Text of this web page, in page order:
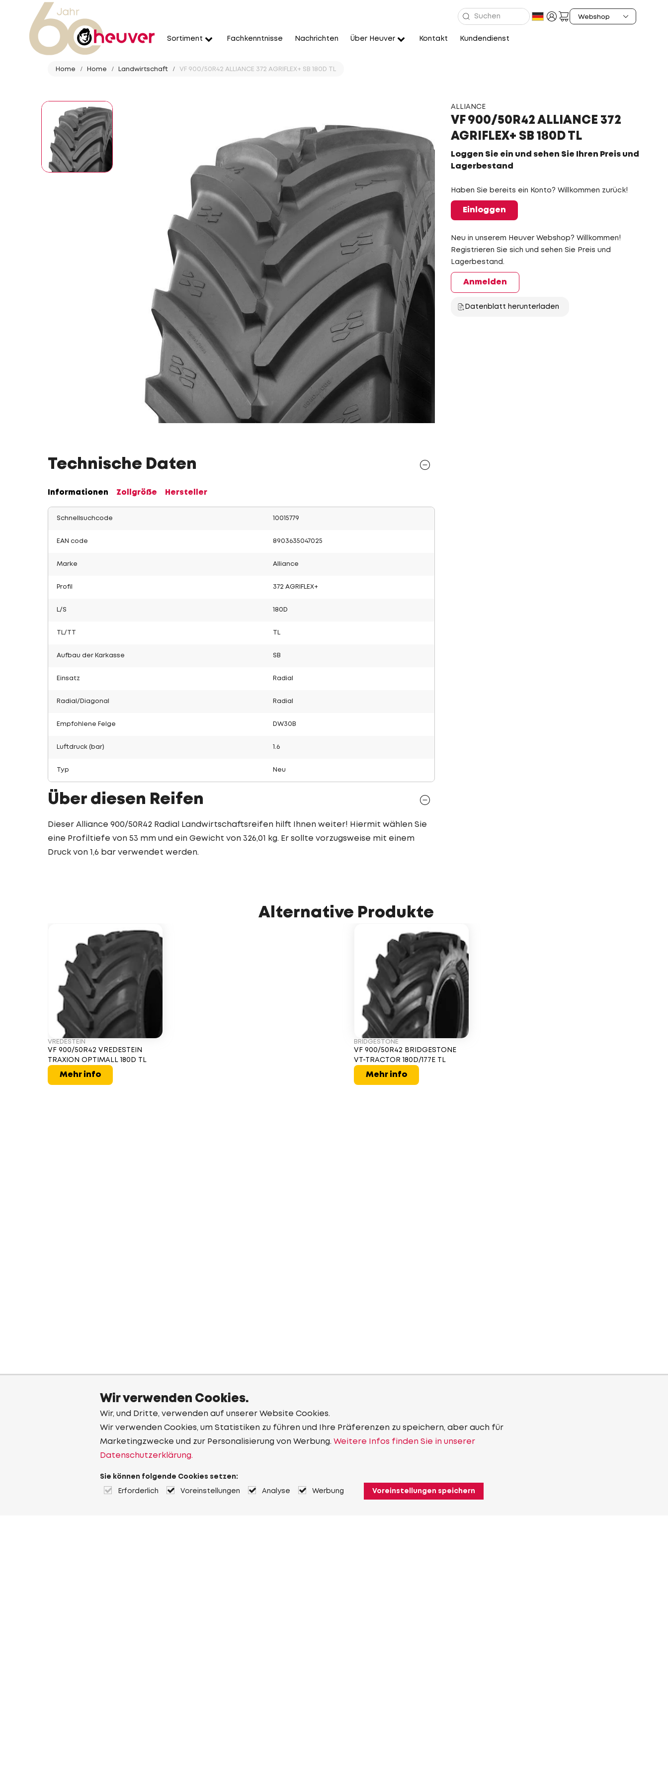
Sortiment Fachkenntnisse Nachrichten Über Heuver Kontakt Kundendienst
Home Home Landwirtschaft VF 900/50R42 ALLIANCE 372 AGRIFLEX+ SB 180D TL
ALLIANCE
VF 900/50R42 ALLIANCE 372
AGRIFLEX+ SB 180D TL
Loggen Sie ein und sehen Sie Ihren Preis und
Lagerbestand
Haben Sie bereits ein Konto? Willkommen zurück!
Einloggen
Neu in unserem Heuver Webshop? Willkommen!
Registrieren Sie sich und sehen Sie Preis und
Lagerbestand.
Anmelden
Datenblatt herunterladen
Technische Daten
Informationen Zollgröße Hersteller
Schnellsuchcode 10015779
EAN code 8903635047025
Marke Alliance
Profil 372 AGRIFLEX+
L/S 180D
TL/TT
Aufbau der Karkasse SB
Einsatz Radial
Radial/Diagonal Radial
Empfohlene Felge DW30B
Luftdruck (bar) 1.6
Typ Neu
Über diesen Reifen
Dieser Alliance 900/50R42 Radial Landwirtschaftsreifen hilft Ihnen weiter! Hiermit wählen Sie
eine Profiltiefe von 53 mm und ein Gewicht von 326,01 kg. Er sollte vorzugsweise mit einem
Druck von 1,6 bar verwendet werden.
Alternative Produkte
VREDESTEIN
VF 900/50R42 VREDESTEIN
TRAXION OPTIMALL 180D TL
Mehr info
BRIDGESTONE
VF 900/50R42 BRIDGESTONE
VT-TRACTOR 180D/177E TL
Mehr info
Wir verwenden Cookies.
Wir, und Dritte, verwenden auf unserer Website Cookies.
Wir verwenden Cookies, um Statistiken zu führen und Ihre Präferenzen zu speichern, aber auch für
Marketingzwecke und zur Personalisierung von Werbung. Weitere Infos finden Sie in unserer
Datenschutzerklärung.
Sie können folgende Cookies setzen:
Erforderlich Voreinstellungen Analyse Werbung Voreinstellungen speichern